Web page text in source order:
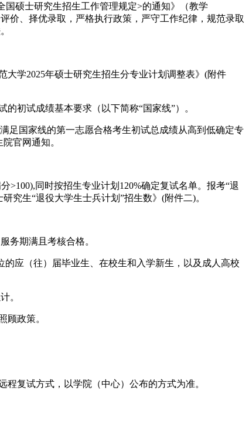
硕士研究生招生工作管理规定>的通知》（教学
价、择优录取，严格执行政策，严守工作纪律，规范录取
大学2025年硕士研究生招生分专业计划调整表》(附件
初试成绩基本要求（以下简称“国家线”）。
足国家线的第一志愿合格考生初试总成绩从高到低确定专
官网通知。
>100),同时按招生专业计划120%确定复试名单。报考“退
究生“退役大学生士兵计划”招生数》(附件二)。
务期满且考核合格。
应（往）届毕业生、在校生和入学新生，以及成人高校
。
顾政策。
复试方式，以学院（中心）公布的方式为准。